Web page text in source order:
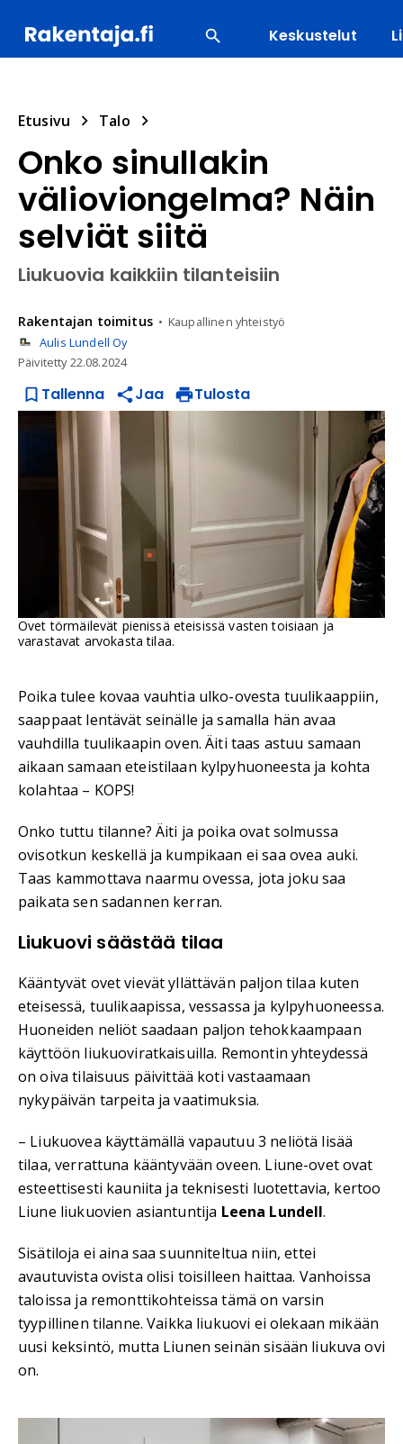
Keskustelut
Etusivu Talo
Onko sinullakin
välioviongelma? Näin
selviät siitä
Liukuovia kaikkiin tilanteisiin
Rakentajan toimitus
Kaupallinen yhteistyö
Aulis Lundell Oy
Päivitetty22.08.2024
Tallenna Jaa Tulosta
Ovet törmäilevät pienissä eteisissä vasten toisiaan ja
varastavat arvokasta tilaa.
Poika tulee kovaa vauhtia ulko-ovesta tuulikaappiin,
saappaat lentävät seinälle ja samalla hän avaa
vauhdilla tuulikaapin oven. Äiti taas astuu samaan
aikaan samaan eteistilaan kylpyhuoneesta ja kohta
kolahtaa – KOPS!
Onko tuttu tilanne? Äiti ja poika ovat solmussa
ovisotkun keskellä ja kumpikaan ei saa ovea auki.
Taas kammottava naarmu ovessa, jota joku saa
paikata sen sadannen kerran.
Liukuovi säästää tilaa
Kääntyvät ovet vievät yllättävän paljon tilaa kuten
eteisessä, tuulikaapissa, vessassa ja kylpyhuoneessa.
Huoneiden neliöt saadaan paljon tehokkaampaan
käyttöön liukuoviratkaisuilla. Remontin yhteydessä
on oiva tilaisuus päivittää koti vastaamaan
nykypäivän tarpeita ja vaatimuksia.
– Liukuovea käyttämällä vapautuu 3 neliötä lisää
tilaa, verrattuna kääntyvään oveen. Liune-ovet ovat
esteettisesti kauniita ja teknisesti luotettavia, kertoo
Liune liukuovien asiantuntija Leena Lundell.
Sisätiloja ei aina saa suunniteltua niin, ettei
avautuvista ovista olisi toisilleen haittaa. Vanhoissa
taloissa ja remonttikohteissa tämä on varsin
tyypillinen tilanne. Vaikka liukuovi ei olekaan mikään
uusi keksintö, mutta Liunen seinän sisään liukuva ovi
on.